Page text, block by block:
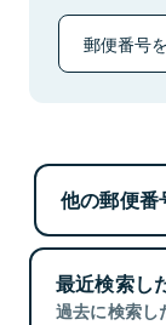
郵便番号
他の郵便番
最近検索し
過去に検索し